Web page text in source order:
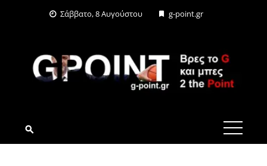
Σάββατο, 8 Αυγούστου g-point.gr
G-POINT.GR